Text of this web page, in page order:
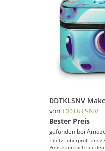
von DDTKLSNV
Bester Preis
gefunden bei
zuletzt überprüft am
Preis kann sich